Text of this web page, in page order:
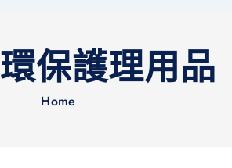
環保護理用品
Home